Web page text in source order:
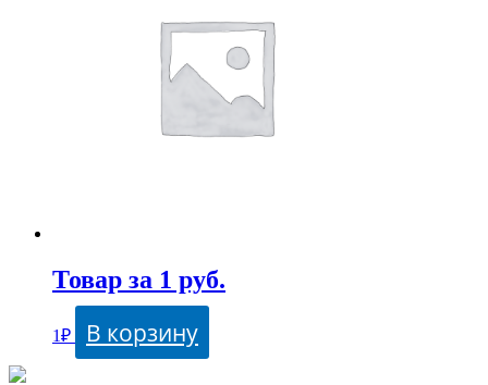
Товар за 1 руб.
1₽ В корзину